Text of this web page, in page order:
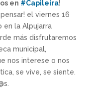
en #Capileira!
el viernes 16
en la Alpujarra
más disfrutaremos
municipal,
nos interese o nos
se vive, se siente.